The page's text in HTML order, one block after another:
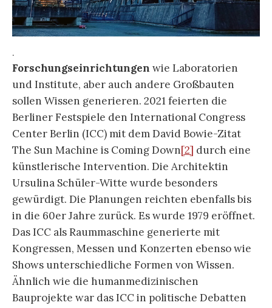
.
Forschungseinrichtungen wie Laboratorien
und Institute, aber auch andere Großbauten
sollen Wissen generieren. 2021 feierten die
Berliner Festspiele den International Congress
Center Berlin (ICC) mit dem David Bowie-Zitat
The Sun Machine is Coming Down[2] durch eine
künstlerische Intervention. Die Architektin
Ursulina Schüler-Witte wurde besonders
gewürdigt. Die Planungen reichten ebenfalls bis
in die 60er Jahre zurück. Es wurde 1979 eröffnet.
Das ICC als Raummaschine generierte mit
Kongressen, Messen und Konzerten ebenso wie
Shows unterschiedliche Formen von Wissen.
Ähnlich wie die humanmedizinischen
Bauprojekte war das ICC in politische Debatten